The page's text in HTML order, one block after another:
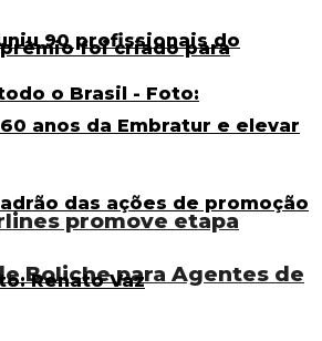
promove etapa
Boliche para Agentes de